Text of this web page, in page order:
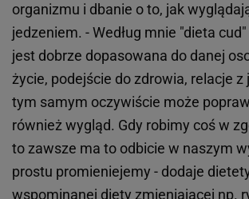
organizmu i dbanie o to, jak
jedzeniem. - Według mnie "dieta
jest dobrze dopasowana do danej
życie, podejście do zdrowia, relacje z
tym samym oczywiście może
również wygląd. Gdy robimy coś w
to zawsze ma to odbicie w naszym
prostu promieniejemy - dodaje
wspominanej diety zmieniającej np.